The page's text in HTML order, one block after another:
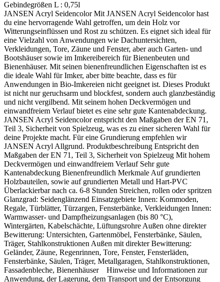
Gebindegrößen L : 0,75l
JANSEN Acryl Seidencolor Mit JANSEN Acryl Seidencolor hast
du eine hervorragende Wahl getroffen, um dein Holz vor
Witterungseinflüssen und Rost zu schützen. Es eignet sich ideal für
eine Vielzahl von Anwendungen wie Dachuntersichten,
Verkleidungen, Tore, Zäune und Fenster, aber auch Garten- und
Bootshäuser sowie im Imkereibereich für Bienenbeuten und
Bienenhäuser. Mit seinen bienenfreundlichen Eigenschaften ist es
die ideale Wahl für Imker, aber bitte beachte, dass es für
Anwendungen in Bio-Imkereien nicht geeignet ist. Dieses Produkt
ist nicht nur geruchsarm und blockfest, sondern auch glanzbeständig
und nicht vergilbend. Mit seinem hohen Deckvermögen und
einwandfreiem Verlauf bietet es eine sehr gute Kantenabdeckung.
JANSEN Acryl Seidencolor entspricht den Maßgaben der EN 71,
Teil 3, Sicherheit von Spielzeug, was es zu einer sicheren Wahl für
deine Projekte macht. Für eine Grundierung empfehlen wir
JANSEN Acryl Allgrund. Produktbeschreibung Entspricht den
Maßgaben der EN 71, Teil 3, Sicherheit von Spielzeug Mit hohem
Deckvermögen und einwandfreiem Verlauf Sehr gute
Kantenabdeckung Bienenfreundlich Merkmale Auf grundierten
Holzbauteilen, sowie auf grundierten Metall und Hart-PVC
Überlackierbar nach ca. 6-8 Stunden Streichen, rollen oder spritzen
Glanzgrad: Seidenglänzend Einsatzgebiete Innen: Kommoden,
Regale, Türblätter, Türzargen, Fensterbänke, Verkleidungen Innen:
Warmwasser- und Dampfheizungsanlagen (bis 80 °C),
Wintergärten, Kabelschächte, Lüftungsrohre Außen ohne direkter
Bewitterung: Untersichten, Gartenmöbel, Fensterbänke, Säulen,
Träger, Stahlkonstruktionen Außen mit direkter Bewitterung:
Geländer, Zäune, Regenrinnen, Tore, Fenster, Fensterläden,
Fensterbänke, Säulen, Träger, Metallgaragen, Stahlkonstruktionen,
Fassadenbleche, Bienenhäuser Hinweise und Informationen zur
Anwendung, der Lagerung, dem Transport und der Entsorgung